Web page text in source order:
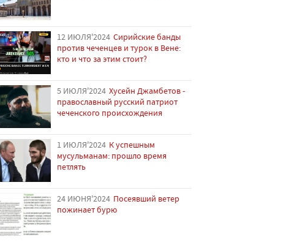
12 ИЮЛЯ'2024 Сирийские банды
против чеченцев и турок в Вене:
кто и что за этим стоит?
5 ИЮЛЯ'2024 Хусейн Джамбетов -
православный русский патриот
чеченского происхождения
1 ИЮЛЯ'2024 К успешным
мусульманам: прошло время
петлять
24 ИЮНЯ'2024 Посеявший ветер
пожинает бурю